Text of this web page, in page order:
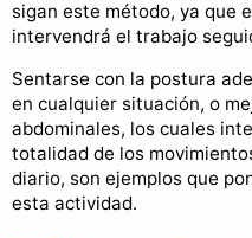
sigan este método, ya que
intervendrá el trabajo
Sentarse con la postura
en cualquier situación, o
abdominales, los cuales
totalidad de los
diario, son ejemplos que
esta actividad.